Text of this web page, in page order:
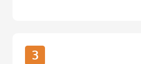
3